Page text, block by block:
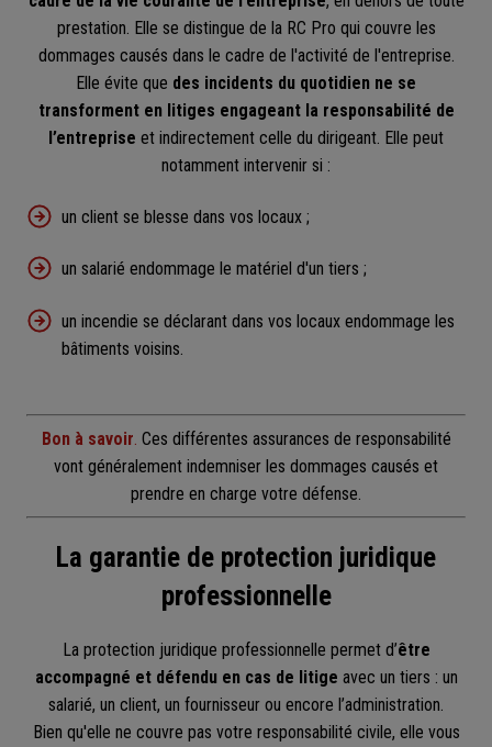
prestation. Elle se distingue de la RC Pro qui couvre les
dommages causés dans le cadre de l'activité de l'entreprise.
Elle évite que des incidents du quotidien ne se
transforment en litiges engageant la responsabilité de
l’entreprise et indirectement celle du dirigeant. Elle peut
notamment intervenir si :
un client se blesse dans vos locaux ;
un salarié endommage le matériel d'un tiers ;
un incendie se déclarant dans vos locaux endommage les
bâtiments voisins.
Bon à savoir Ces différentes assurances de responsabilité
vont généralement indemniser les dommages causés et
prendre en charge votre défense.
La garantie de protection juridique
professionnelle
La protection juridique professionnelle permet d’être
accompagné et défendu en cas de litige avec un tiers : un
salarié, un client, un fournisseur ou encore l’administration.
Bien qu'elle ne couvre pas votre responsabilité civile, elle vous